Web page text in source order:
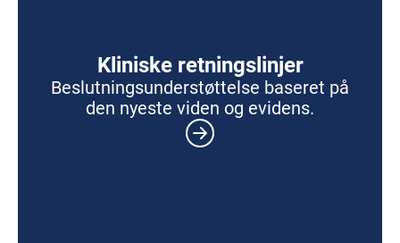
Kliniske retningslinjer
Beslutningsunderstøttelse baseret på
den nyeste viden og evidens.